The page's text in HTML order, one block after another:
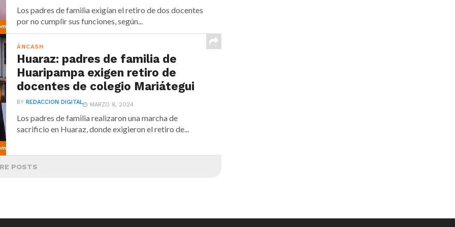
Los padres de familia exigían el retiro de dos docentes
por no cumplir sus funciones, según...
ÁNCASH
Huaraz: padres de familia de
Huaripampa exigen retiro de
docentes de colegio Mariátegui
BYREDACCION DIGITAL MARZO 8, 2024
Los padres de familia realizaron una marcha de
sacrificio en Huaraz, donde exigieron el retiro de...
POSTS